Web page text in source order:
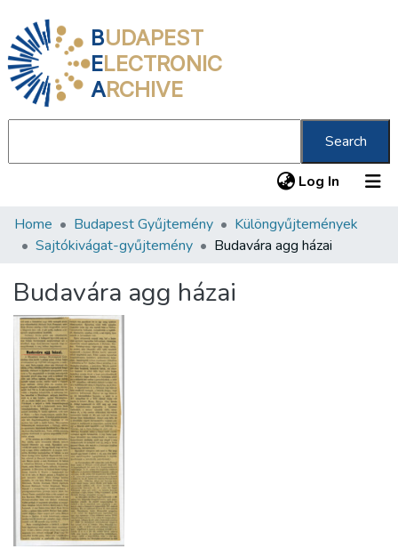
BUDAPEST
ELECTRONIC
ARCHIVE
Search
Log In (current)
Communities & Collections
Statistics
About us
Home Budapest Gyűjtemény
Különgyűjtemények
Sajtókivágat-gyűjtemény
Budavára agg házai
Budavára agg házai